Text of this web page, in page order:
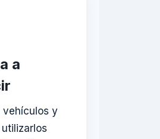
a
vehículos y